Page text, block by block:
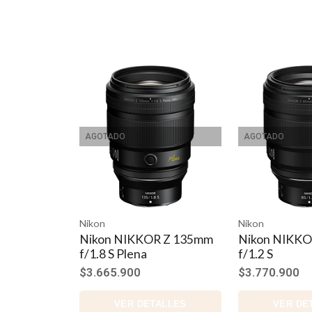
AGOTADO
Nikon
Nikon NIKKOR Z 135mm
f/1.8 S Plena
$3.665.900
VER DETALLES
AGOTADO
Nikon
Nikon
f/1.2 S
$3.770.900
VER